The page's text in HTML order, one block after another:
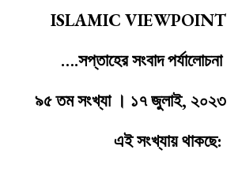
ISLAMIC VIEWPOINT
….সপ্তাহের সংবাদ পর্যালোচনা
৯৫ তম সংখ্যা । ১৭ জুলাই, ২০২৩
এই সংখ্যায় থাকছে: